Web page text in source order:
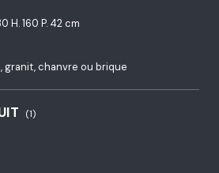
H. 160 P. 42 cm
granit, chanvre ou brique
(1)